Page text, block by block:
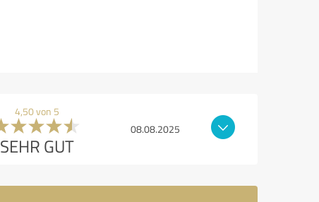
4,50 von 5
SEHR GUT
08.08.2025